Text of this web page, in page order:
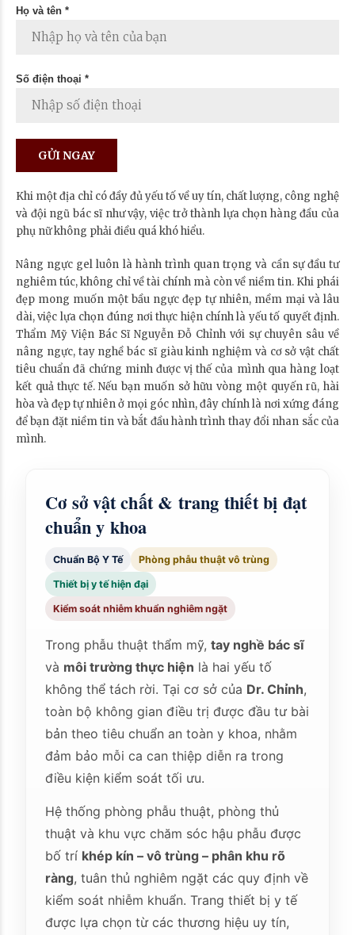
Họ và tên *
Số điện thoại *
Khi một địa chỉ có đầy đủ yếu tố về uy tín, chất lượng, công nghệ
và đội ngũ bác sĩ như vậy, việc trở thành lựa chọn hàng đầu của
phụ nữ không phải điều quá khó hiểu.
Nâng ngực gel luôn là hành trình quan trọng và cần sự đầu tư
nghiêm túc, không chỉ về tài chính mà còn về niềm tin. Khi phái
đẹp mong muốn một bầu ngực đẹp tự nhiên, mềm mại và lâu
dài, việc lựa chọn đúng nơi thực hiện chính là yếu tố quyết định.
Thẩm Mỹ Viện Bác Sĩ Nguyễn Đỗ Chỉnh với sự chuyên sâu về
nâng ngực, tay nghề bác sĩ giàu kinh nghiệm và cơ sở vật chất
tiêu chuẩn đã chứng minh được vị thế của mình qua hàng loạt
kết quả thực tế. Nếu bạn muốn sở hữu vòng một quyến rũ, hài
hòa và đẹp tự nhiên ở mọi góc nhìn, đây chính là nơi xứng đáng
để bạn đặt niềm tin và bắt đầu hành trình thay đổi nhan sắc của
mình.
Cơ sở vật chất & trang thiết bị đạt
chuẩn y khoa
Chuẩn Bộ Y Tế Phòng phẫu thuật vô trùng
Thiết bị y tế hiện đại
Kiểm soát nhiễm khuẩn nghiêm ngặt
Trong phẫu thuật thẩm mỹ,tay nghề bác sĩ
và môi trường thực hiện là hai yếu tố
không thể tách rời. Tại cơ sở của Dr. Chỉnh,
toàn bộ không gian điều trị được đầu tư bài
bản theo tiêu chuẩn an toàn y khoa, nhằm
đảm bảo mỗi ca can thiệp diễn ra trong
điều kiện kiểm soát tối ưu.
Hệ thống phòng phẫu thuật, phòng thủ
thuật và khu vực chăm sóc hậu phẫu được
bố trí khép kín – vô trùng – phân khu rõ
ràng, tuân thủ nghiêm ngặt các quy định về
kiểm soát nhiễm khuẩn. Trang thiết bị y tế
được lựa chọn từ các thương hiệu uy tín,